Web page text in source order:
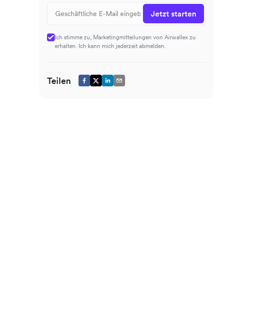
Jetzt starten
Ich stimme zu, Marketingmitteilungen von Airwallex zu
erhalten. Ich kann mich jederzeit abmelden.
Teilen